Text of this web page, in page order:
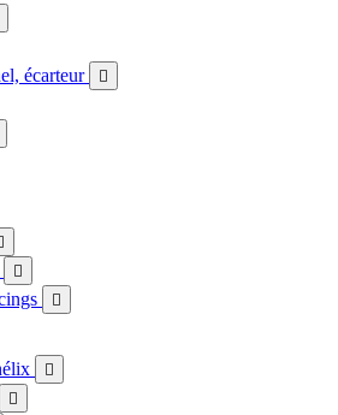
écarteur 



